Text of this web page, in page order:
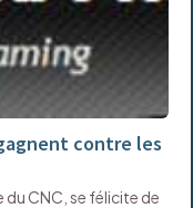
contre les
CNC, se félicite de